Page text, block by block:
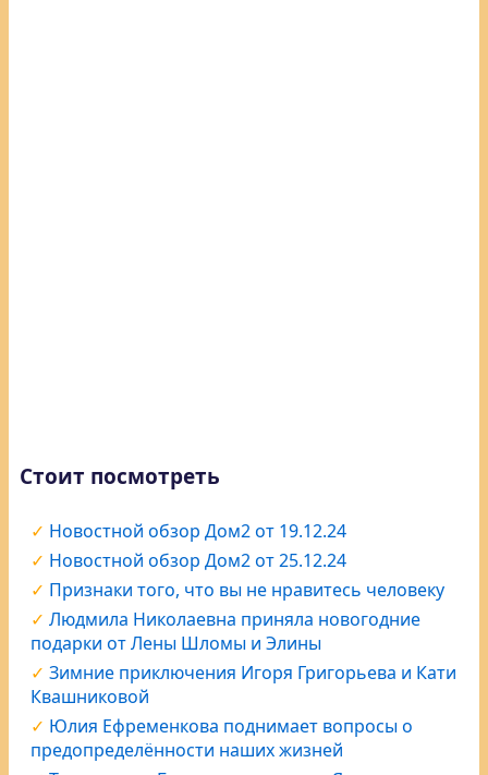
Стоит посмотреть
Новостной обзор Дом2 от 19.12.24
Новостной обзор Дом2 от 25.12.24
Признаки того, что вы не нравитесь человеку
Людмила Николаевна приняла новогодние
подарки от Лены Шломы и Элины
Зимние приключения Игоря Григорьева и Кати
Квашниковой
Юлия Ефременкова поднимает вопросы о
предопределённости наших жизней